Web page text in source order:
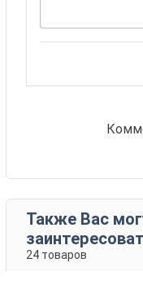
Также Вас
24 товаров